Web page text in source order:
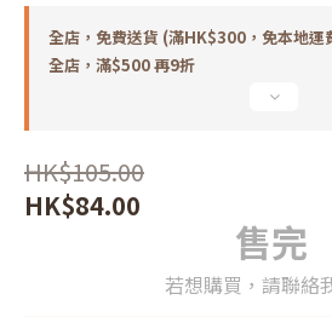
全店，免費送貨 (滿HK$300，免本地運
全店，滿$500 再9折
HK$105.00
HK$84.00
售完
若想購買，請聯絡